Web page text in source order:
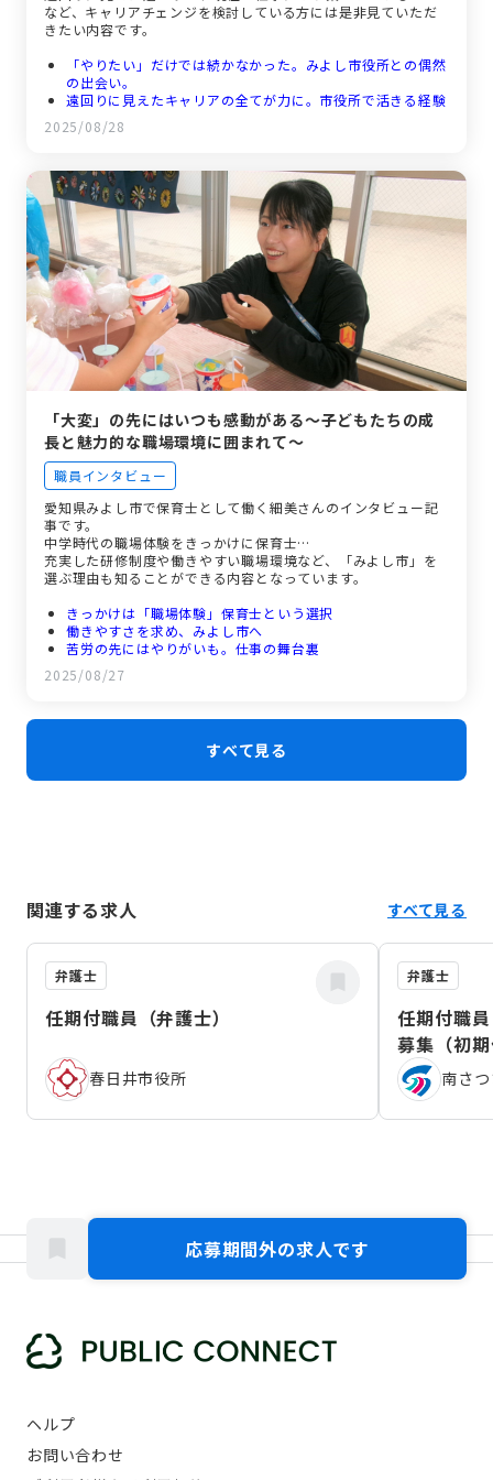
など、キャリアチェンジを検討している方には是非見ていただ
きたい内容です。
「やりたい」だけでは続かなかった。みよし市役所との偶然
の出会い。
遠回りに見えたキャリアの全てが力に。市役所で活きる経験
改めて感じる「ワークライフバランス」の大切さ
未来の仲間へ。まずは踏み出してほしい
2025/08/28
「大変」の先にはいつも感動がある～子どもたちの成
長と魅力的な職場環境に囲まれて～
職員インタビュー
愛知県みよし市で保育士として働く細美さんのインタビュー記
事です。
中学時代の職場体験をきっかけに保育士…
充実した研修制度や働きやすい職場環境など、「みよし市」を
選ぶ理由も知ることができる内容となっています。
きっかけは「職場体験」保育士という選択
働きやすさを求め、みよし市へ
苦労の先にはやりがいも。仕事の舞台裏
やりがいは子どもの成長
充実のサポート体制とアットホームな職場環境
2025/08/27
すべて見る
関連する求人 すべて見る
弁護士
任期付職員（弁護士）
春日井市役所
弁護士
任期付職
募集（初
南さ
応募期間外の求人です
ヘルプ
お問い合わせ